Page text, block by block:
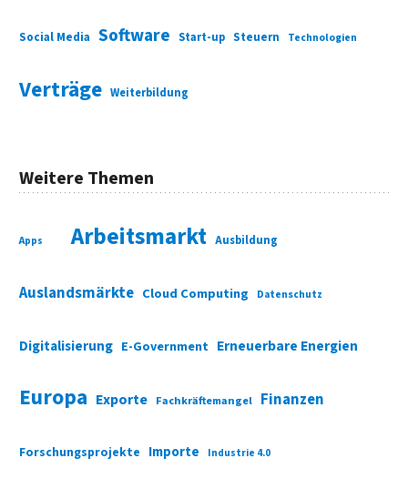
Social Media Software Start-up Steuern Technologien
Verträge Weiterbildung
Weitere Themen
Apps Arbeitsmarkt Ausbildung
Auslandsmärkte Cloud Computing Datenschutz
Digitalisierung E-Government Erneuerbare Energien
Europa Exporte Fachkräftemangel Finanzen
Forschungsprojekte Importe Industrie 4.0